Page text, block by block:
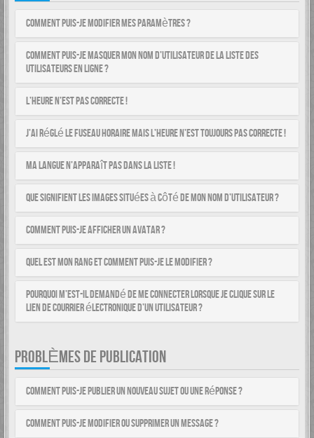
Comment puis-je modifier mes paramètres ?
Comment puis-je masquer mon nom d’utilisateur de la liste des
utilisateurs en ligne ?
L’heure n’est pas correcte !
J’ai réglé le fuseau horaire mais l’heure n’est toujours pas correcte !
Ma langue n’apparaît pas dans la liste !
Que signifient les images situées à côté de mon nom d’utilisateur ?
Comment puis-je afficher un avatar ?
Quel est mon rang et comment puis-je le modifier ?
Pourquoi m’est-il demandé de me connecter lorsque je clique sur le
lien de courrier électronique d’un utilisateur ?
PROBLÈMES DE PUBLICATION
Comment puis-je publier un nouveau sujet ou une réponse ?
Comment puis-je modifier ou supprimer un message ?